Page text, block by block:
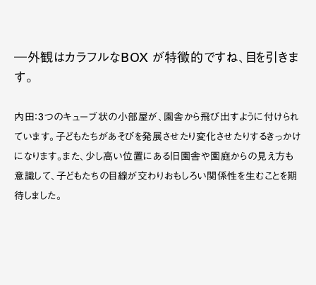
―外観はカラフルなBOX が特徴的ですね、目を引きま
す。
内田：3つのキューブ状の小部屋が、園舎から飛び出すように付けられ
ています。子どもたちがあそびを発展させたり変化させたりするきっかけ
になります。また、少し高い位置にある旧園舎や園庭からの見え方も
意識して、子どもたちの目線が交わりおもしろい関係性を生むことを期
待しました。